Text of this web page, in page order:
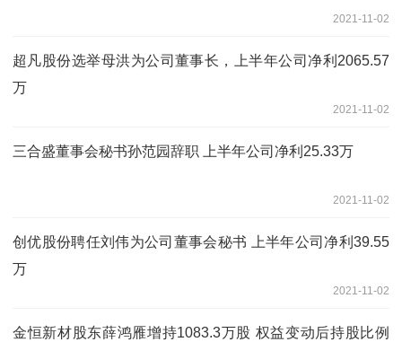
2021-11-02
超凡股份选举母洪为公司董事长，上半年公司净利2065.57
万
2021-11-02
三合盛董事会秘书孙范园辞职 上半年公司净利25.33万
2021-11-02
创优股份聘任刘伟为公司董事会秘书 上半年公司净利39.55
万
2021-11-02
金恒新材股东薛鸿雁增持1083.3万股 权益变动后持股比例